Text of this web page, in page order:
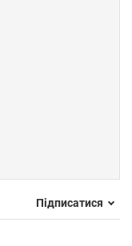
Підписатися